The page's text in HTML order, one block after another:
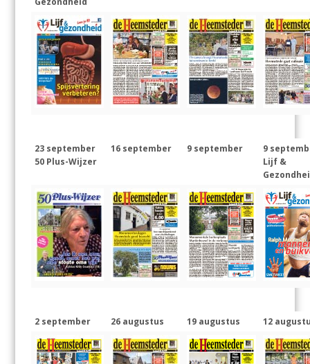
23 september
50 Plus-Wijzer
16 september 9 september
9
Lijf &
2 september 26 augustus 19 augustus 12